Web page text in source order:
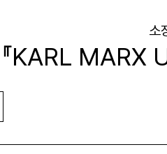
소
『KARL MARX